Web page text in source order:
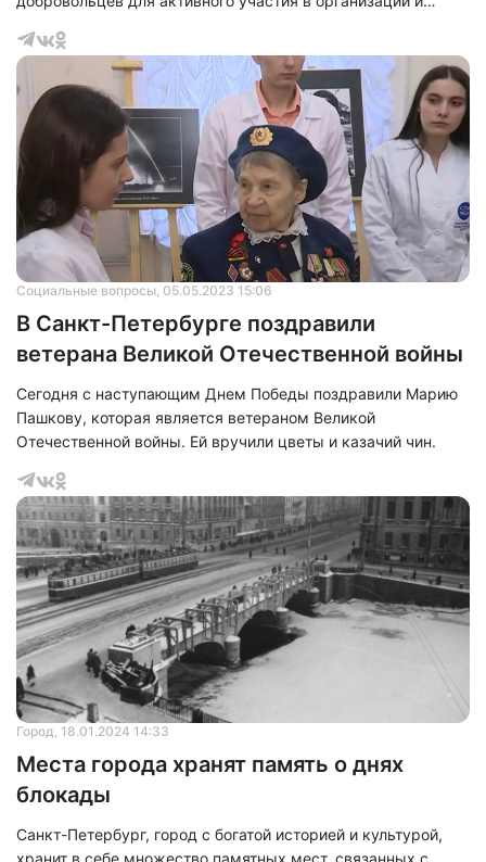
победы в Великой Отечественной войне.
Социальные вопросы, 05.05.2023 15:06
В Санкт-Петербурге поздравили
ветерана Великой Отечественной войны
Сегодня с наступающим Днем Победы поздравили Марию
Пашкову, которая является ветераном Великой
Отечественной войны. Ей вручили цветы и казачий чин.
Город, 18.01.2024 14:33
Места города хранят память о днях
блокады
Санкт-Петербург, город с богатой историей и культурой,
хранит в себе множество памятных мест, связанных с